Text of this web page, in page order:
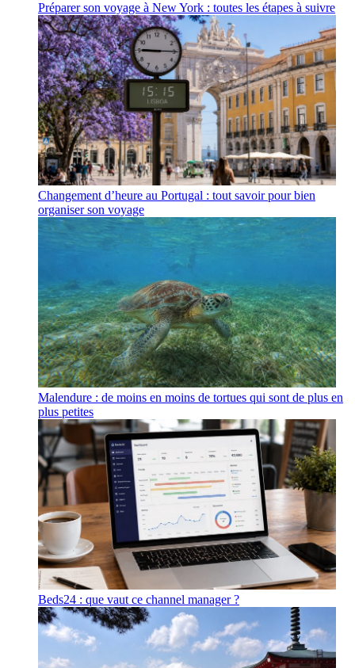
Préparer son voyage à New York : toutes les étapes à suivre
Changement d’heure au Portugal : tout savoir pour bien
organiser son voyage
Malendure : de moins en moins de tortues qui sont de plus en
plus petites
Beds24 : que vaut ce channel manager ?